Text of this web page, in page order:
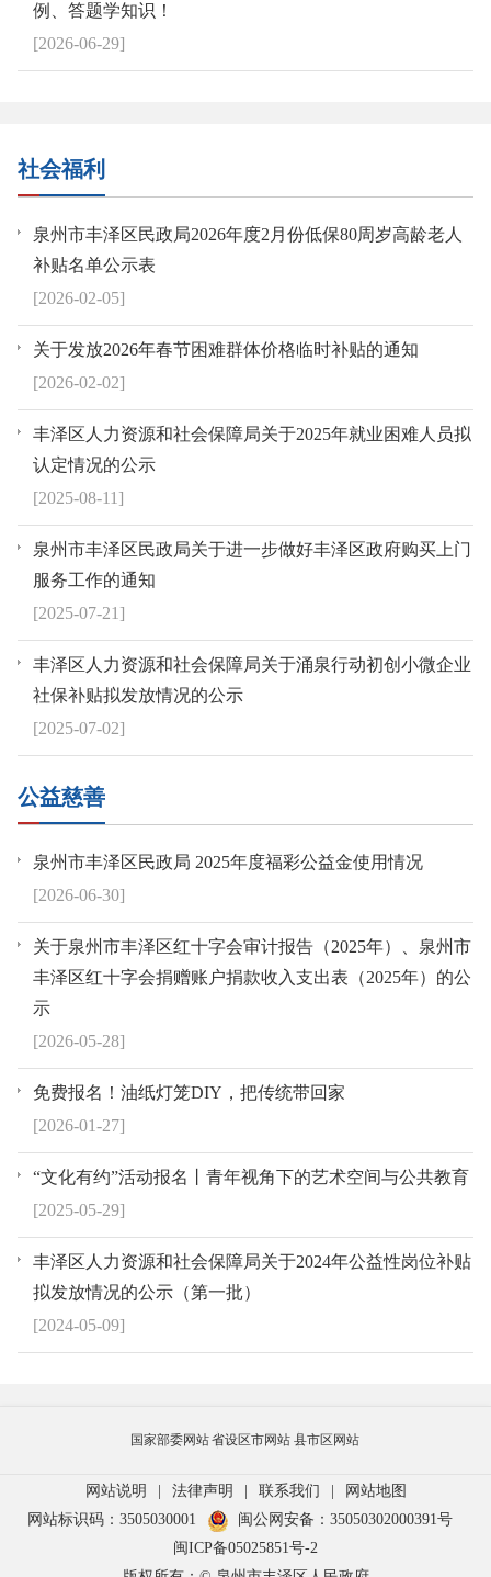
[2026-06-29]
例、答题学知识！
社会福利
[2026-02-05]
泉州市丰泽区民政局2026年度2月份低保80周岁高龄老人
补贴名单公示表
[2026-02-02]
关于发放2026年春节困难群体价格临时补贴的通知
[2025-08-11]
丰泽区人力资源和社会保障局关于2025年就业困难人员拟
认定情况的公示
[2025-07-21]
泉州市丰泽区民政局关于进一步做好丰泽区政府购买上门
服务工作的通知
[2025-07-02]
丰泽区人力资源和社会保障局关于涌泉行动初创小微企业
社保补贴拟发放情况的公示
公益慈善
[2026-06-30]
泉州市丰泽区民政局 2025年度福彩公益金使用情况
[2026-05-28]
关于泉州市丰泽区红十字会审计报告（2025年）、泉州市
丰泽区红十字会捐赠账户捐款收入支出表（2025年）的公
示
[2026-01-27]
免费报名！油纸灯笼DIY，把传统带回家
[2025-05-29]
“文化有约”活动报名丨青年视角下的艺术空间与公共教育
[2024-05-09]
丰泽区人力资源和社会保障局关于2024年公益性岗位补贴
拟发放情况的公示（第一批）
国家部委网站省设区市网站 县市区网站
网站说明 | 法律声明 | 联系我们 |
网站地图
网站标识码：3505030001
闽公网安备：35050302000391号
闽ICP备05025851号-2